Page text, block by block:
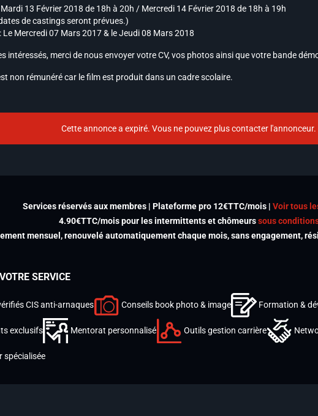
13 Février 2018 de 18h à 20h / Mercredi 14 Février 2018 de 18h à 19h
de castings seront prévues.)
Le Mercredi 07 Mars 2017 & le Jeudi 08 Mars 2018
intéressés, merci de nous envoyer votre CV, vos photos ainsi que votre bande
non rémunéré car le film est produit dans un cadre scolaire.
Cette annonce a expiré. Vous ne pouvez plus contacter l'annonceur.
Services réservés aux membres | Plateforme pro 12€TTC/mois | Voir tous
4.90€TTC/mois pour les intermittents et chômeurssous
mensuel, renouvelé automatiquement chaque mois, sans engagement,
SERVICE
CIS anti-arnaques Conseils book photo & image Formation &
exclusifs Mentorat personnalisé Outils gestion carrière
spécialisée